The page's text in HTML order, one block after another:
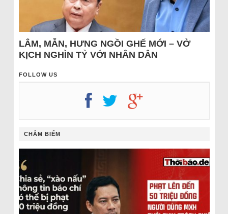
LÂM, MẪN, HƯNG NGỒI GHẾ MỚI – VỞ
KỊCH NGHÌN TỶ VỚI NHÂN DÂN
FOLLOW US
CHÂM BIẾM